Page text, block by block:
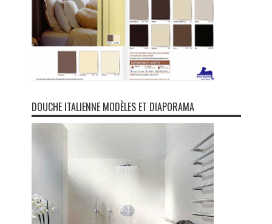
DOUCHE ITALIENNE MODÈLES ET DIAPORAMA